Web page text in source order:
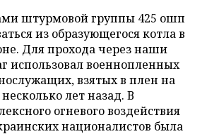
штурмовой группы 425 ошп
из образующегося котла в
Для прохода через наши
использовал военнопленных
взятых в плен на
лет назад. В
огневого воздействия
националистов была